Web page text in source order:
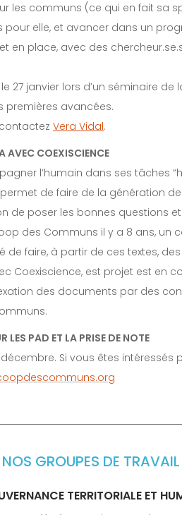
les communs (ce qui en fait sa
elle, et avancer dans un
en place, avec des
27 janvier lors d’un séminaire de
premières avancées.
Vera Vidal.
AVEC COEXISCIENCE
l’humain dans ses tâches
permet de faire de la génération
de poser les bonnes questions
des Communs il y a 8 ans, un
faire, à partir de ces textes,
Coexiscience, est projet est en
des documents par des
LES PAD ET LA PRISE DE NOTE
Si vous êtes
NOS GROUPES DE
TERRITORIALE ET